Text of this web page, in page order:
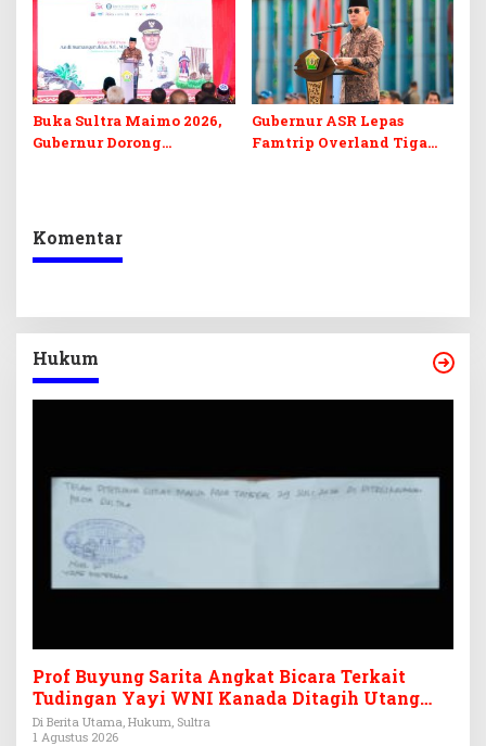
Buka Sultra Maimo 2026,
Gubernur Dorong
Gubernur ASR Lepas
Famtrip Overland Tiga
Komentar
Hukum
Prof Buyung Sarita Angkat Bicara Terkait
Tudingan Yayi WNI Kanada Ditagih Utang
Rp3,6 Miliar
Di Berita Utama, Hukum, Sultra
1 Agustus 2026